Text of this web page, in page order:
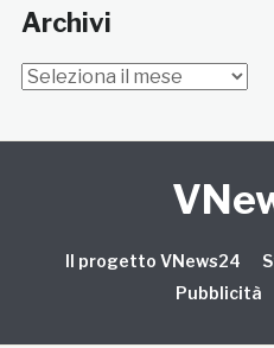
Archivi
Archivi
Il progetto VNews24
Pubblicità